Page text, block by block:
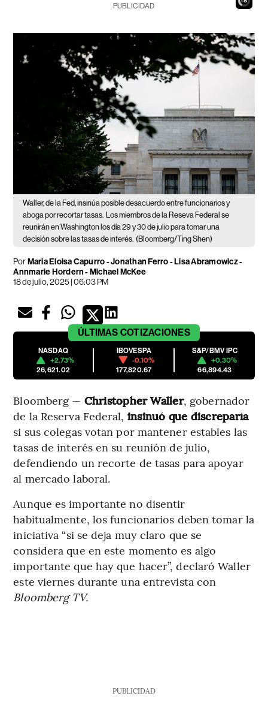
PUBLICIDAD
Waller, de la Fed, insinúa posible desacuerdo entre funcionarios y
aboga por recortar tasas.
Los miembros de la Reseva Federal se
reunirán en Washington los día 29 y 30 de julio para tomar una
decisión sobre las tasas de interés. (Bloomberg/Ting Shen)
PorMaria Eloisa Capurro - Jonathan Ferro - Lisa Abramowicz -
Annmarie Hordern - Michael McKee
18 de julio, 2025 | 06:03 PM
ÚLTIMAS COTIZACIONES
NASDAQ
+2.73%
26,621.02
IBOVESPA
-0.10%
177,820.67
S&P/BMV IPC
+0.30%
66,894.43
Bloomberg — Christopher Waller, gobernador
de la Reserva Federal, insinuó que discreparía
si sus colegas votan por mantener estables las
tasas de interés en su reunión de julio,
defendiendo un recorte de tasas para apoyar
al mercado laboral.
Aunque es importante no disentir
habitualmente, los funcionarios deben tomar la
iniciativa “si se deja muy claro que se
considera que en este momento es algo
importante que hay que hacer”, declaró Waller
este viernes durante una entrevista con
Bloomberg TV.
PUBLICIDAD